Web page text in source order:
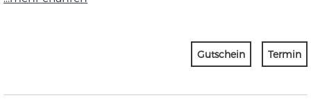
Gutschein Termin